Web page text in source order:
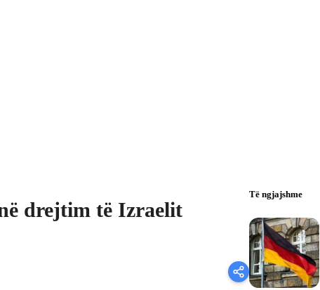
drejtim të Izraelit
Të ngjajshme